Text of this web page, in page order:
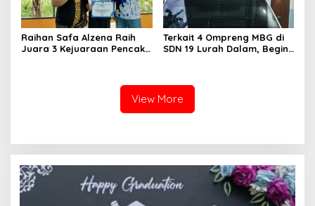
Raihan Safa Alzena Raih
Juara 3 Kejuaraan Pencak
Terkait 4 Ompreng MBG di
SDN 19 Lurah Dalam, Begini
View More